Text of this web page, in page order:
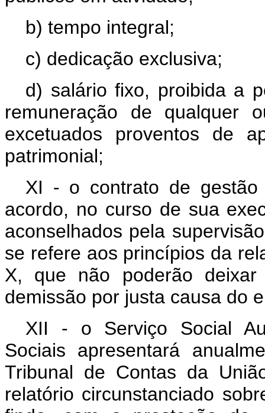
b) tempo integral;
c) dedicação exclusiva;
d) salário fixo, proibida a
remuneração de qualquer
excetuados proventos de
patrimonial;
XI - o contrato de gestão
acordo, no curso de sua
aconselhados pela
se refere aos princípios da
X, que não poderão
demissão por justa causa do
XII - o Serviço Social
Sociais apresentará
Tribunal de Contas da
relatório circunstanciado